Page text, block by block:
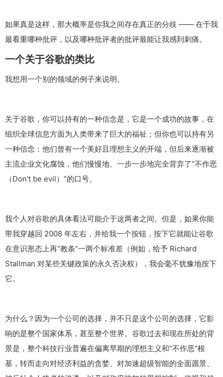
如果真是这样，那大概率是你我之间存在真正的分歧 —— 在于我
最看重哪种批评，以及哪种批评者的批评最能让我感到刺痛。
一个关于谷歌的类比
我想用一个别的领域的例子来说明。
关于谷歌，你可以持有的一种信念是，它是一个成功的故事，在
组织全球信息方面为人类带来了巨大的福祉；但你也可以持有另
一种信念：他们曾有一个美好且理想主义的开端，但后来逐渐被
主流企业文化腐蚀，他们慢慢地、一步一步地完全背弃了“不作恶
（Don't be evil）”的口号。
我个人对谷歌的具体看法可能介于这两者之间。但是，如果你能
带我穿越回 2008 年左右，并给我一个按钮，按下它就能让谷歌
在意识形态上再“教条”一两个标准差（例如，给予 Richard
Stallman 对某些关键政策的永久否决权），我会毫不犹豫地按下
它。
为什么？因为一个公司的选择，并不只是这个公司的选择，它影
响的是整个国家体系，甚至整个世界。谷歌过去和现在所处的背
景是，整个科技行业普遍在偏离早期的理想主义和“不作恶”根
基，转而走向对经济利益的贪婪、对加速超级智能的全面愿景、